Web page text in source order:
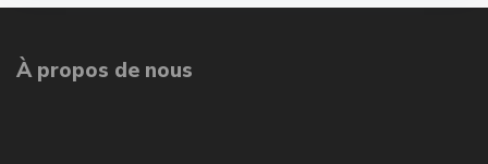
À propos de nous